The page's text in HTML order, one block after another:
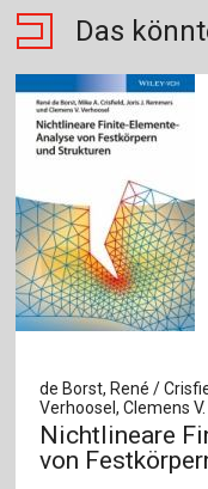
Das
de Borst, René /
Verhoosel, Clemens V.
Nichtlineare
von